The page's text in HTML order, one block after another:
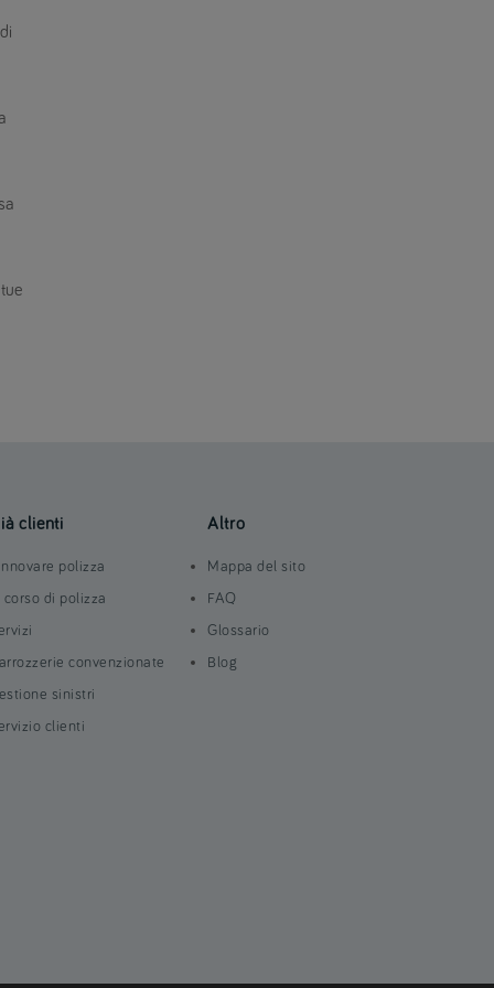
clienti
polizza
corso di polizza
convenzionate
sinistri
clienti
Altro
Mappa del sito
FAQ
Glossario
Blog